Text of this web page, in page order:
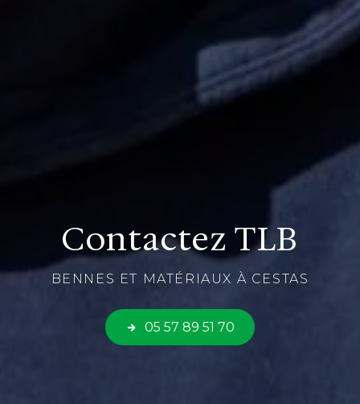
Contactez TLB
BENNES ET MATÉRIAUX À CESTAS
05 57 89 51 70